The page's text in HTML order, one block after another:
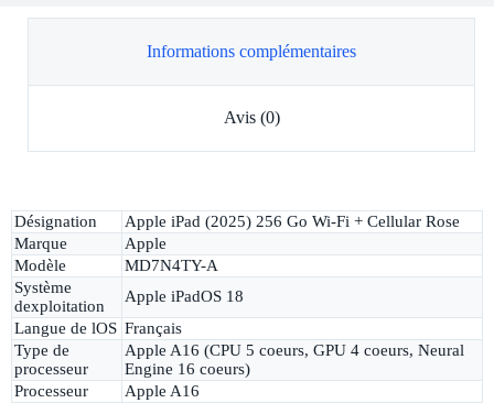
Informations complémentaires
Avis (0)
Désignation
Apple iPad (2025) 256 Go Wi-Fi + Cellular Rose
Marque
Apple
Modèle
MD7N4TY-A
Système
dexploitation
Apple iPadOS 18
Langue de lOS Français
Type de
processeur
Apple A16 (CPU 5 coeurs, GPU 4 coeurs, Neural
Engine 16 coeurs)
Processeur
Apple A16